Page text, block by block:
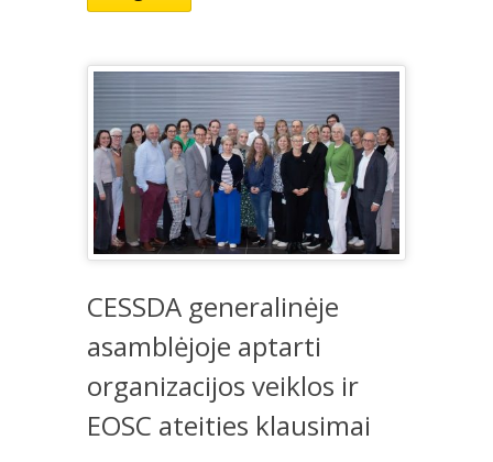
CESSDA generalinėje
asamblėjoje aptarti
organizacijos veiklos ir
EOSC ateities klausimai